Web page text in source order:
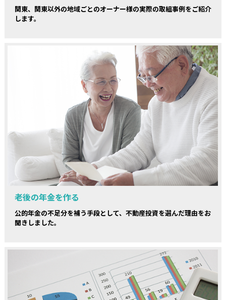
関東、関東以外の地域ごとのオーナー様の実際の取組事例をご紹介
します。
老後の年金を作る
公的年金の不足分を補う手段として、不動産投資を選んだ理由をお
聞きしました。